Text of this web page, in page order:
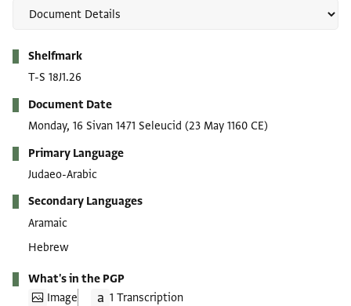
Shelfmark
T-S 18J1.26
Document Date
Monday, 16 Sivan 1471 Seleucid (23 May 1160 CE)
Primary Language
Judaeo-Arabic
Secondary Languages
Aramaic
Hebrew
What's in the PGP
Image
1 Transcription